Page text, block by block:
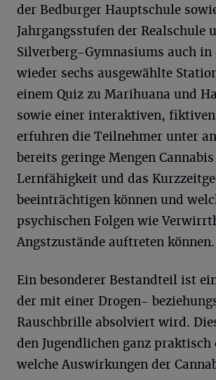
der Bedburger Hauptschule
Jahrgangsstufen der Realschule
Silverberg-Gymnasiums auch in
wieder sechs ausgewählte
einem Quiz zu Marihuana und
sowie einer interaktiven,
erfuhren die Teilnehmer unter
bereits geringe Mengen
Lernfähigkeit und das
beeinträchtigen können und
psychischen Folgen wie
Angstzustände auftreten können.
Ein besonderer Bestandteil ist
der mit einer Drogen-
Rauschbrille absolviert wird.
den Jugendlichen ganz
welche Auswirkungen der